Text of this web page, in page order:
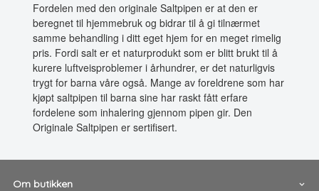
Fordelen med den originale Saltpipen er at den er
beregnet til hjemmebruk og bidrar til å gi tilnærmet
samme behandling i ditt eget hjem for en meget rimelig
pris. Fordi salt er et naturprodukt som er blitt brukt til å
kurere luftveisproblemer i århundrer, er det naturligvis
trygt for barna våre også. Mange av foreldrene som har
kjøpt saltpipen til barna sine har raskt fått erfare
fordelene som inhalering gjennom pipen gir. Den
Originale Saltpipen er sertifisert.
Om butikken